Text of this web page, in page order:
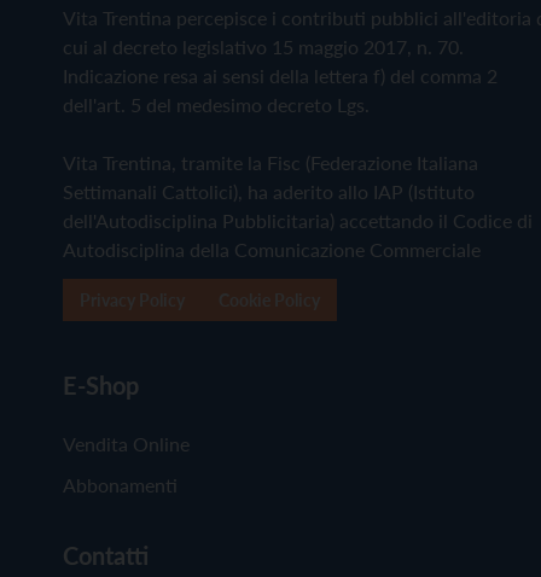
Vita Trentina percepisce i contributi pubblici all'editoria
cui al decreto legislativo 15 maggio 2017, n. 70.
Indicazione resa ai sensi della lettera f) del comma 2
dell'art. 5 del medesimo decreto Lgs.
Vita Trentina, tramite la Fisc (Federazione Italiana
Settimanali Cattolici), ha aderito allo IAP (Istituto
dell'Autodisciplina Pubblicitaria) accettando il Codice di
Autodisciplina della Comunicazione Commerciale
E-Shop
Vendita Online
Abbonamenti
Contatti